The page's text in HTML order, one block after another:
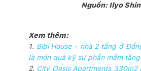
Nguồn: Ilyo
Xem thêm:
1. Bibi House - nhà 2 tầng ở
là món quà kỹ sư phần mềm
2. City Oasis Apartments 330m2